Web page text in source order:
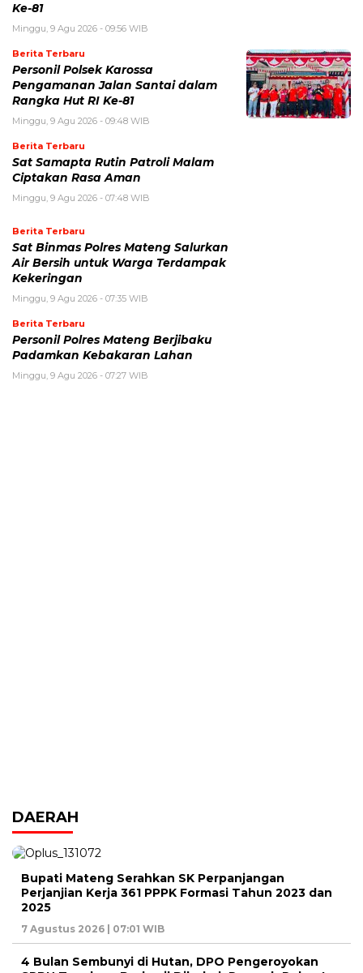
Ke-81
Minggu, 9 Agu 2026 - 09:56 WIB
Berita Terbaru
Personil Polsek Karossa
Pengamanan Jalan Santai dalam
Rangka Hut RI Ke-81
Minggu, 9 Agu 2026 - 09:48 WIB
Berita Terbaru
Sat Samapta Rutin Patroli Malam
Ciptakan Rasa Aman
Minggu, 9 Agu 2026 - 07:48 WIB
Berita Terbaru
Sat Binmas Polres Mateng Salurkan
Air Bersih untuk Warga Terdampak
Kekeringan
Minggu, 9 Agu 2026 - 07:35 WIB
Berita Terbaru
Personil Polres Mateng Berjibaku
Padamkan Kebakaran Lahan
Minggu, 9 Agu 2026 - 07:27 WIB
DAERAH
Bupati Mateng Serahkan SK Perpanjangan
Perjanjian Kerja 361 PPPK Formasi Tahun 2023 dan
2025
7 Agustus 2026 | 07:01 WIB
4 Bulan Sembunyi di Hutan, DPO Pengeroyokan